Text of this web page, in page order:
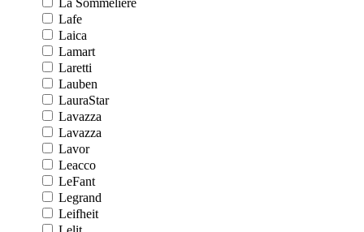
La Sommeliere
Lafe
Laica
Lamart
Laretti
Lauben
LauraStar
Lavazza
Lavazza
Lavor
Leacco
LeFant
Legrand
Leifheit